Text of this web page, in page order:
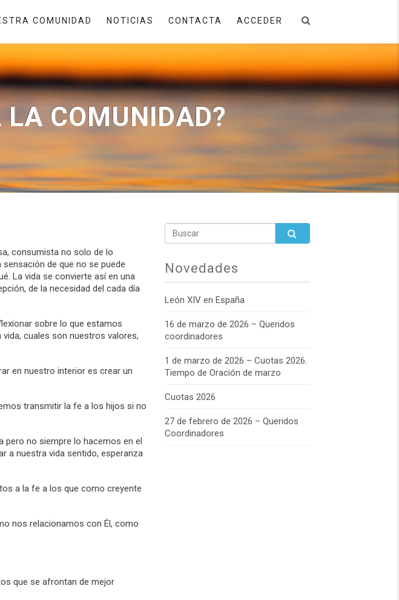
COMUNIDAD NOTICIAS CONTACTA ACCEDER
LA COMUNIDAD?
consumista no solo de lo
de que no se puede
La vida se convierte así en una
de la necesidad del cada día
sobre lo que estamos
cuales son nuestros valores,
en nuestro interior es crear un
transmitir la fe a los hijos si no
no siempre lo hacemos en el
a nuestra vida sentido, esperanza
a la fe a los que como creyente
nos relacionamos con Él, como
que se afrontan de mejor
Novedades
León XIV en España
16 de marzo de 2026 – Queridos
coordinadores
1 de marzo de 2026 – Cuotas 2026.
Tiempo de Oración de marzo
Cuotas 2026
27 de febrero de 2026 – Queridos
Coordinadores